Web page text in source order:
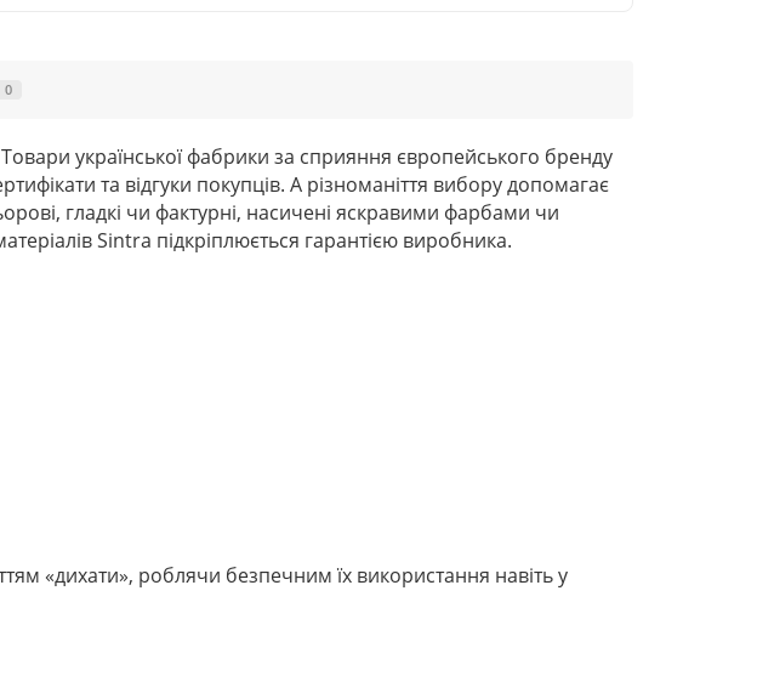
0
української фабрики за сприяння європейського бренду
та відгуки покупців. А різноманіття вибору допомагає
гладкі чи фактурні, насичені яскравими фарбами чи
Sintra підкріплюється гарантією виробника.
«дихати», роблячи безпечним їх використання навіть у